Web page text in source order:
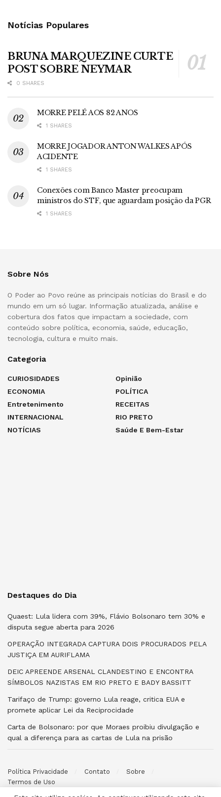
Notícias Populares
BRUNA MARQUEZINE CURTE
POST SOBRE NEYMAR
0 SHARES
MORRE PELÉ AOS 82 ANOS
1 SHARES
MORRE JOGADOR ANTON WALKES APÓS
ACIDENTE
1 SHARES
Conexões com Banco Master preocupam
ministros do STF, que aguardam posição da PGR
1 SHARES
Sobre Nós
O Poder ao Povo reúne as principais notícias do Brasil e do
mundo em um só lugar. Informação atualizada, análise e
cobertura dos fatos que impactam a sociedade, com
conteúdo sobre política, economia, saúde, educação,
tecnologia, cultura e muito mais.
Categoria
CURIOSIDADES
ECONOMIA
Entretenimento
INTERNACIONAL
NOTÍCIAS
Opinião
POLÍTICA
RECEITAS
RIO PRETO
Saúde E Bem-Estar
Destaques do Dia
Quaest: Lula lidera com 39%, Flávio Bolsonaro tem 30% e
disputa segue aberta para 2026
OPERAÇÃO INTEGRADA CAPTURA DOIS PROCURADOS PELA
JUSTIÇA EM AURIFLAMA
DEIC APREENDE ARSENAL CLANDESTINO E ENCONTRA
SÍMBOLOS NAZISTAS EM RIO PRETO E BADY BASSITT
Tarifaço de Trump: governo Lula reage, critica EUA e
promete aplicar Lei da Reciprocidade
Carta de Bolsonaro: por que Moraes proibiu divulgação e
qual a diferença para as cartas de Lula na prisão
Política Privacidade Contato
Sobre
Termos de Uso